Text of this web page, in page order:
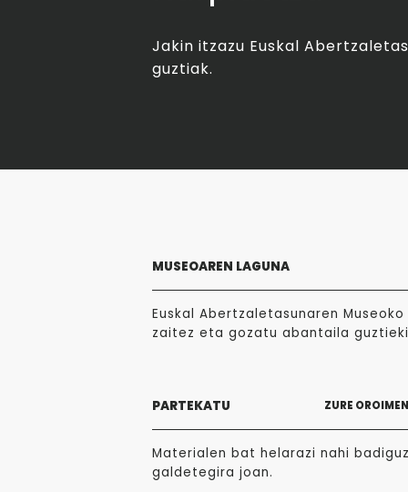
Jakin itzazu Euskal
guztiak.
MUSEOAREN LAGUNA
Euskal Abertzaletasunaren
zaitez eta gozatu abantaila
PARTEKATU ZURE
Materialen bat helarazi nahi
galdetegira joan.